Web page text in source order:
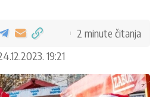
19:21
2 minute čitanja